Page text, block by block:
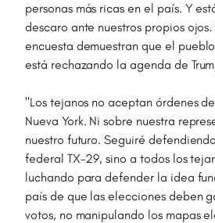
personas más ricas en el país. Y
descaro ante nuestros propios ojos.
encuesta demuestran que el
está rechazando la agenda de
"Los tejanos no aceptan órdenes
Nueva York. Ni sobre nuestra
nuestro futuro. Seguiré
federal TX-29, sino a todos los
luchando para defender la idea
país de que las elecciones deben
votos, no manipulando los mapas